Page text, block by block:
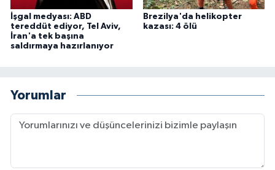
İşgal medyası: ABD
tereddüt ediyor, Tel Aviv,
İran'a tek başına
saldırmaya hazırlanıyor
Brezilya'da helikopter
kazası: 4 ölü
Yorumlar